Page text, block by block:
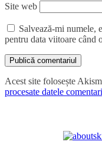
Site web
Salvează-mi numele,
pentru data viitoare când
Acest site folosește
procesate datele